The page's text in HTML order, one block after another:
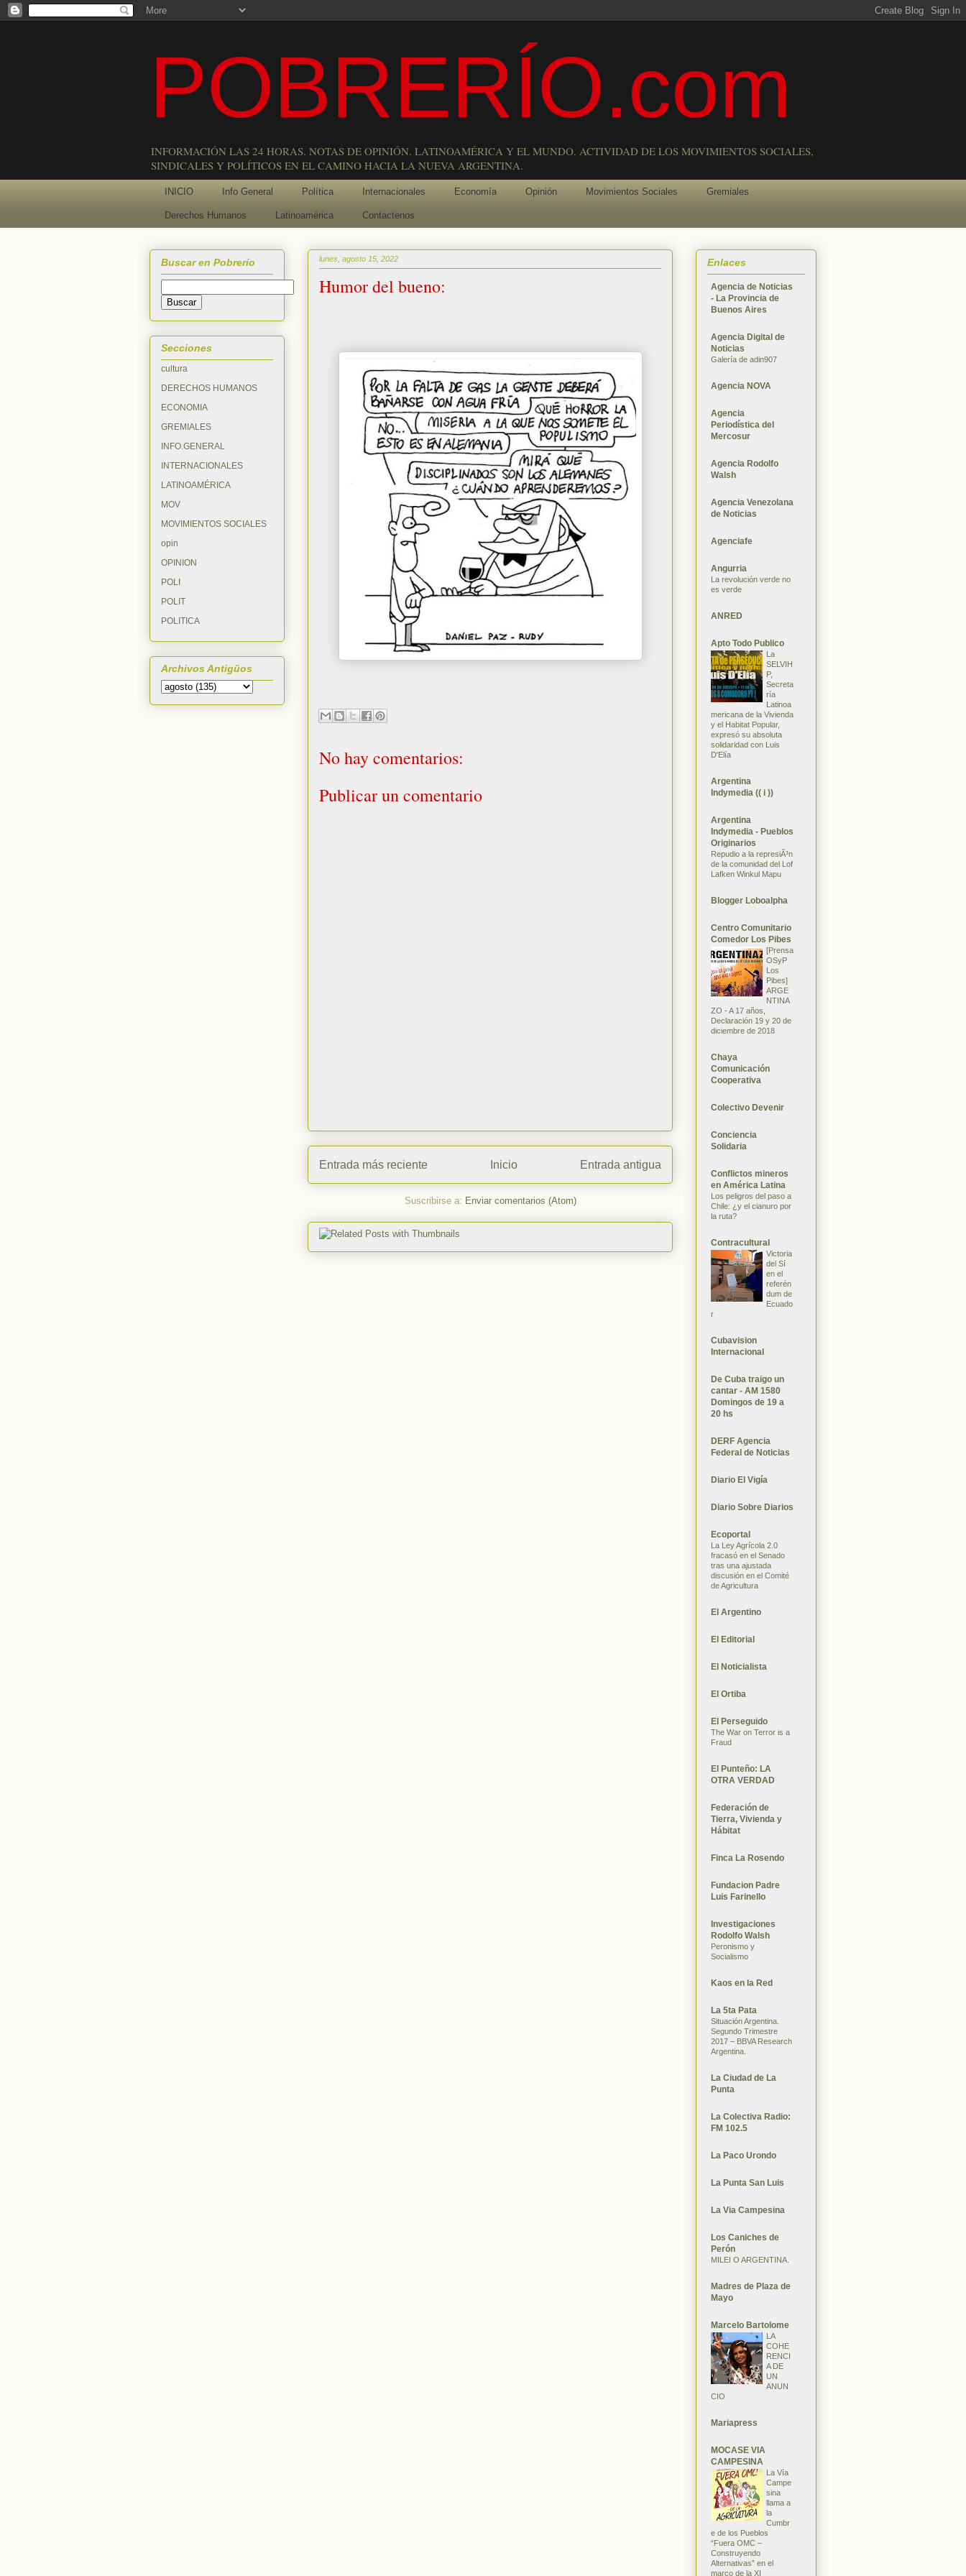
POBRERÍO.com
INFORMACIÓN LAS 24 HORAS. NOTAS DE OPINIÓN. LATINOAMÉRICA Y EL MUNDO. ACTIVIDAD DE LOS MOVIMIENTOS SOCIALES,
SINDICALES Y POLÍTICOS EN EL CAMINO HACIA LA NUEVA ARGENTINA.
INICIO Info General Política Internacionales Economía Opinión Movimientos Sociales Gremiales
Derechos Humanos Latinoamérica Contactenos
lunes, agosto 15, 2022
Humor del bueno:
No hay comentarios:
Publicar un comentario
Entrada más reciente Entrada antigua
Inicio
Suscribirse a: Enviar comentarios (Atom)
Buscar en Pobrerío
Secciones
cultura
DERECHOS HUMANOS
ECONOMIA
GREMIALES
INFO.GENERAL
INTERNACIONALES
LATINOAMÉRICA
MOV
MOVIMIENTOS SOCIALES
opin
OPINION
POLI
POLIT
POLITICA
Archivos Antigüos
Enlaces
Agencia de Noticias
- La Provincia de
Buenos Aires
Agencia Digital de
Noticias
Galería de adin907
Agencia NOVA
Agencia
Periodística del
Mercosur
Agencia Rodolfo
Walsh
Agencia Venezolana
de Noticias
Agenciafe
Angurria
La revolución verde no
es verde
ANRED
Apto Todo Publico
La
SELVIH
P,
Secreta
ría
Latinoa
mericana de la Vivienda
y el Habitat Popular,
expresó su absoluta
solidaridad con Luis
D'Elía
Argentina
Indymedia (( i ))
Argentina
Indymedia - Pueblos
Originarios
Repudio a la represiÃ³n
de la comunidad del Lof
Lafken Winkul Mapu
Blogger Loboalpha
Centro Comunitario
Comedor Los Pibes
[Prensa
OSyP
Los
Pibes]
ARGE
NTINA
ZO - A 17 años,
Declaración 19 y 20 de
diciembre de 2018
Chaya
Comunicación
Cooperativa
Colectivo Devenir
Conciencia
Solidaria
Conflictos mineros
en América Latina
Los peligros del paso a
Chile: ¿y el cianuro por
la ruta?
Contracultural
Victoria
del Sí
en el
referén
dum de
Ecuado
r
Cubavision
Internacional
De Cuba traigo un
cantar - AM 1580
Domingos de 19 a
20 hs
DERF Agencia
Federal de Noticias
Diario El Vigía
Diario Sobre Diarios
Ecoportal
La Ley Agrícola 2.0
fracasó en el Senado
tras una ajustada
discusión en el Comité
de Agricultura
El Argentino
El Editorial
El Noticialista
El Ortiba
El Perseguido
The War on Terror is a
Fraud
El Punteño: LA
OTRA VERDAD
Federación de
Tierra, Vivienda y
Hábitat
Finca La Rosendo
Fundacion Padre
Luis Farinello
Investigaciones
Rodolfo Walsh
Peronismo y
Socialismo
Kaos en la Red
La 5ta Pata
Situación Argentina.
Segundo Trimestre
2017 – BBVA Research
Argentina.
La Ciudad de La
Punta
La Colectiva Radio:
FM 102.5
La Paco Urondo
La Punta San Luis
La Via Campesina
Los Caniches de
Perón
MILEI O ARGENTINA.
Madres de Plaza de
Mayo
Marcelo Bartolome
LA
COHE
RENCI
A DE
UN
ANUN
CIO
Mariapress
MOCASE VIA
CAMPESINA
La Vía
Campe
sina
llama a
la
Cumbr
e de los Pueblos
“Fuera OMC –
Construyendo
Alternativas” en el
marco de la XI